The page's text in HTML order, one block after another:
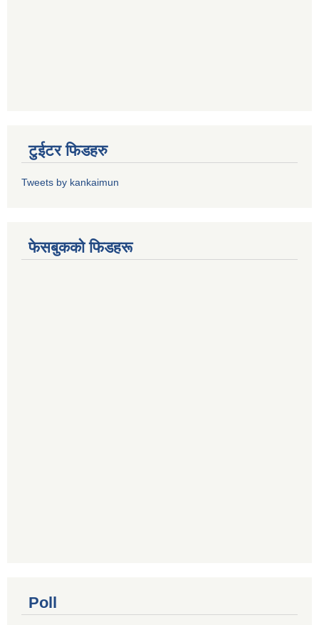
टुईटर फिडहरु
Tweets by kankaimun
फेसबुकको फिडहरू
Poll